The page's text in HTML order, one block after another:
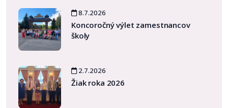
8.7.2026
Koncoročný výlet zamestnancov
školy
2.7.2026
Žiak roka 2026